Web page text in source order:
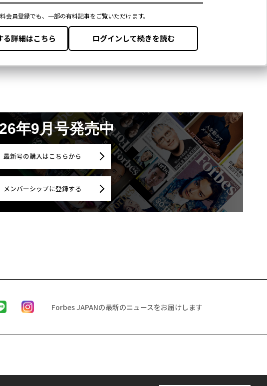
年9月号発売中
最新号の購入はこちらから
メンバーシップに登録する
Forbes JAPANの最新のニュースをお届けします